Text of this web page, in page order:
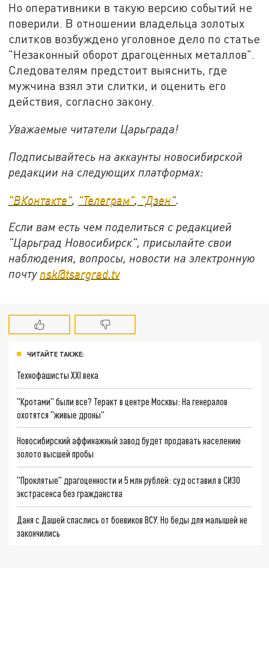
Но оперативники в такую версию событий не
поверили. В отношении владельца золотых
слитков возбуждено уголовное дело по статье
"Незаконный оборот драгоценных металлов".
Следователям предстоит выяснить, где
мужчина взял эти слитки, и оценить его
действия, согласно закону.
Уважаемые читатели Царьграда!
Подписывайтесь на аккаунты новосибирской
редакции на следующих платформах:
"ВКонтакте" "Телеграм" "Дзен"
Если вам есть чем поделиться с редакцией
"Царьград Новосибирск", присылайте свои
наблюдения, вопросы, новости на электронную
почту nsk@tsargrad.tv
ЧИТАЙТЕ ТАКЖЕ:
Технофашисты XXI века
"Кротами" были все? Теракт в центре Москвы: На генералов
охотятся "живые дроны"
Новосибирский аффинажный завод будет продавать населению
золото высшей пробы
"Проклятые" драгоценности и 5 млн рублей: суд оставил в СИЗО
экстрасенса без гражданства
Даня с Дашей спаслись от боевиков ВСУ. Но беды для малышей не
закончились